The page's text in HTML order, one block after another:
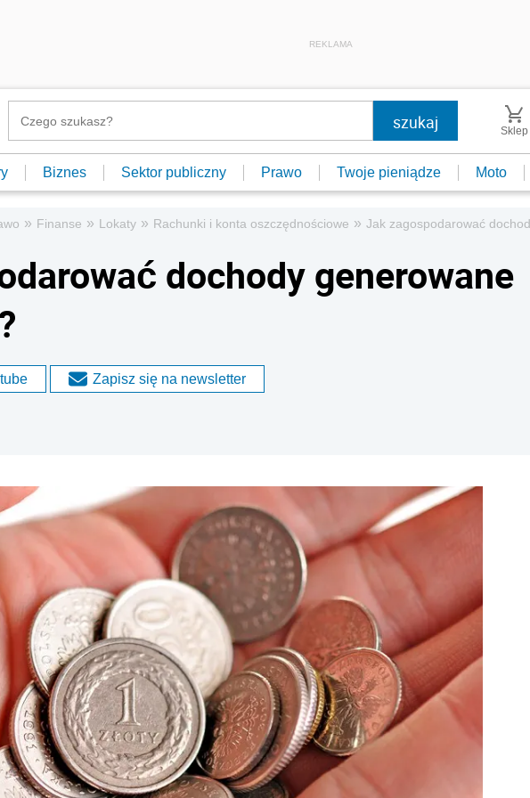
REKLAMA
Sklep
Biznes Sektor publiczny Prawo Twoje pieniądze Moto
» Finanse » Lokaty » Rachunki i konta oszczędnościowe » Jak zagospodarować
dochody generowane
Zapisz się na newsletter